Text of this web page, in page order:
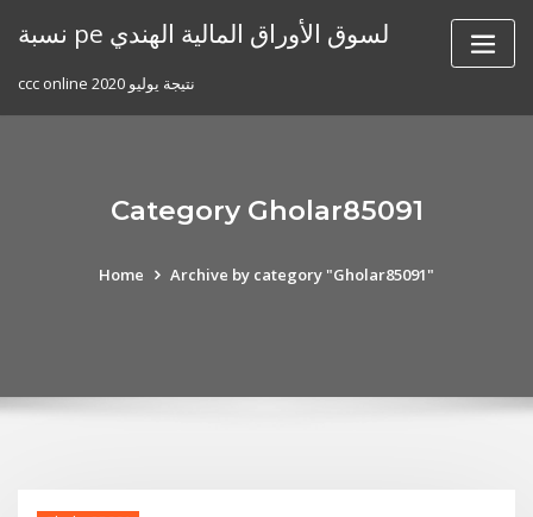
نسبة pe لسوق الأوراق المالية الهندي
ccc online نتيجة يوليو 2020
Category Gholar85091
Home Archive by category "Gholar85091"